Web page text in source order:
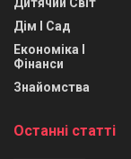
Дім І Сад
Економіка І
Фінанси
Знайомства
Останні статті